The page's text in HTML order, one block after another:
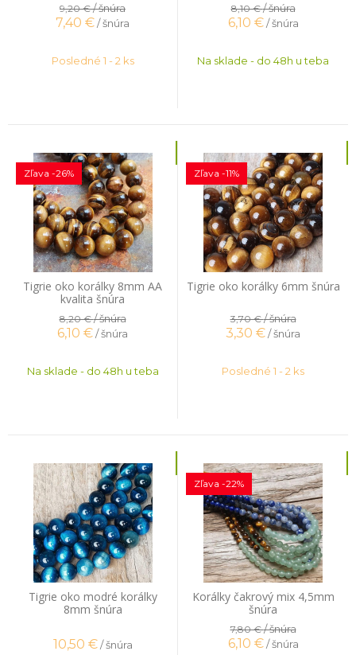
9,20 €/ šnúra
7,40 €/ šnúra
Posledné 1 - 2 ks
8,10 €/ šnúra
6,10 € / šnúra
Na sklade - do 48h u teba
Tigrie oko korálky 8mm AA
kvalita šnúra
Zľava -26%
8,20 €/ šnúra
6,10 €/ šnúra
Na sklade - do 48h u teba
Tigrie oko korálky 6mm šnúra
Zľava -11%
3,70 €/ šnúra
3,30 €/ šnúra
Posledné 1 - 2 ks
Tigrie oko modré korálky
8mm šnúra
10,50 € / šnúra
Korálky čakrový mix 4,5mm
šnúra
Zľava -22%
7,80 €/ šnúra
6,10 € / šnúra